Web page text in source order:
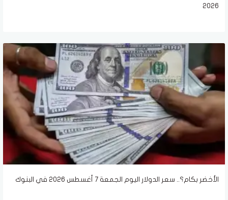
2026
الأخضر بكام؟.. سعر الدولار اليوم الجمعة 7 أغسطس 2026 في البنوك